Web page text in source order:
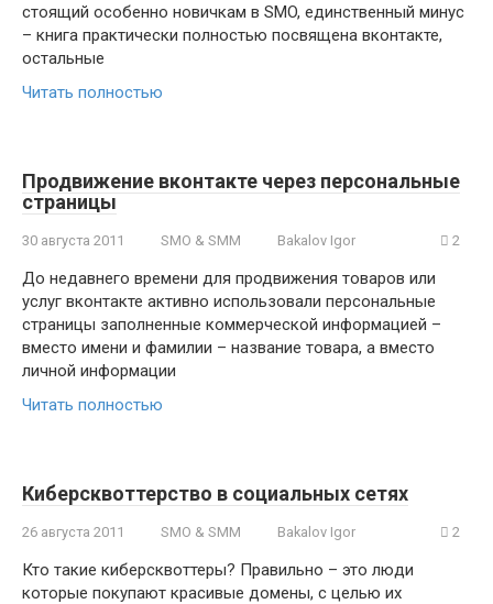
стоящий особенно новичкам в SMO, единственный минус
– книга практически полностью посвящена вконтакте,
остальные
Читать полностью
Продвижение вконтакте через персональные
страницы
30 августа 2011 SMO & SMM Bakalov Igor 2
До недавнего времени для продвижения товаров или
услуг вконтакте активно использовали персональные
страницы заполненные коммерческой информацией –
вместо имени и фамилии – название товара, а вместо
личной информации
Читать полностью
Киберсквоттерство в социальных сетях
26 августа 2011 SMO & SMM Bakalov Igor 2
Кто такие киберсквоттеры? Правильно – это люди
которые покупают красивые домены, с целью их